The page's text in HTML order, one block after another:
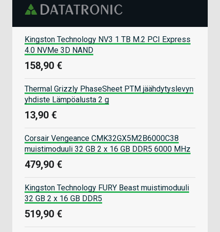
Kingston Technology NV3 1 TB M.2 PCI Express
4.0 NVMe 3D NAND
158,90 €
Thermal Grizzly PhaseSheet PTM jäähdytyslevyn
yhdiste Lämpöalusta 2 g
13,90 €
Corsair Vengeance CMK32GX5M2B6000C38
muistimoduuli 32 GB 2 x 16 GB DDR5 6000 MHz
479,90 €
Kingston Technology FURY Beast muistimoduuli
32 GB 2 x 16 GB DDR5
519,90 €